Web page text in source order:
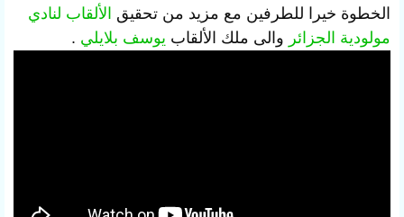
الخطوة خيرا للطرفين مع مزيد من تحقيق الألقاب لنادي
مولودية الجزائر والى ملك الألقاب يوسف بلايلي .